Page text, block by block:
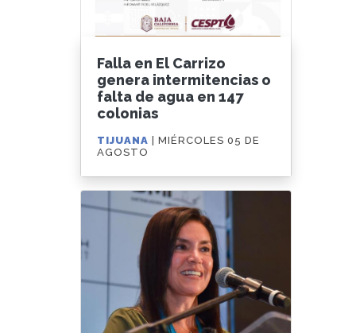
Falla en El Carrizo
genera intermitencias o
falta de agua en 147
colonias
TIJUANA
| MIÉRCOLES 05 DE
AGOSTO